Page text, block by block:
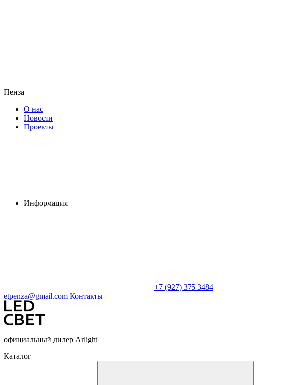
Пенза
О нас
Новости
Проекты
Информация
+7 (927) 375 3484
etpenza@gmail.com Контакты
официальный дилер Arlight
Каталог